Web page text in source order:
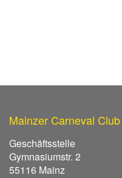
Mainzer Carneval
Geschäftsstelle
Gymnasiumstr. 2
55116 Mainz